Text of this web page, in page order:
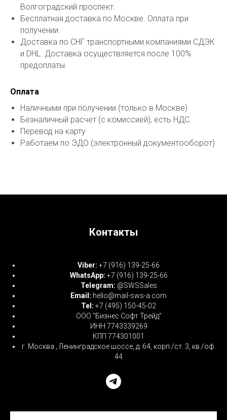
Волгоградский проспект.
Бесплатная доставка по Москве. Оплата при
получении.
Доставка по СНГ транспортными компаниями СДЭК
и DHL. Доставка осуществляется после 100%
предоплаты.
Оплата
Наличными при получении (только в Москве)
Безналичный расчет (с комиссией), есть НДС.
Перевод на карту
Работаем по ЭДО (электронный документооборот)
Контакты
Viber: +7 (916) 139-25-66
WhatsApp: +7 (916) 139-25-66
Telegram: @SWSSales
Email: hello@mail-sws-a.com
Tel: +7 (495) 150-45-02
ООО "Бизнес Софт Трейд"
ИНН 7743339269
КПП 774301001
г. Москва , Ленинградское шоссе, д. 64, корп./ст. 3, кв./оф.
44